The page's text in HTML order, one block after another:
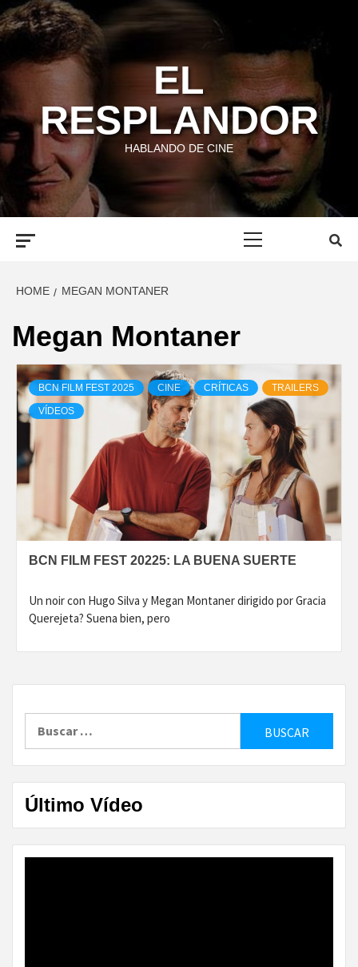
Skip
to
EL
RESPLANDOR
HABLANDO DE CINE
HOME MEGAN MONTANER
Megan Montaner
BCN FILM FEST 2025 CINE CRÍTICAS TRAILERS
VÍDEOS
BCN FILM FEST 20225: LA BUENA SUERTE
Un noir con Hugo Silva y Megan Montaner dirigido por Gracia
Querejeta? Suena bien, pero
Último Vídeo